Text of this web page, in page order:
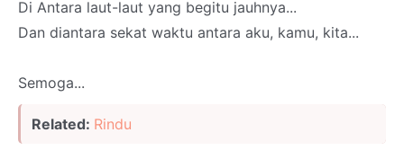
Di Antara laut-laut yang begitu jauhnya...
Dan diantara sekat waktu antara aku, kamu, kita...
Semoga...
Related: Rindu